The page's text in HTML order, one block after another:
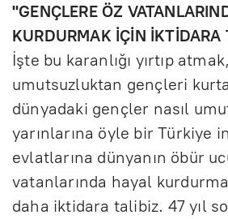
"GENÇLERE ÖZ
KURDURMAK İÇİN İKTİDARA
İşte bu karanlığı yırtıp
umutsuzluktan gençleri
dünyadaki gençler nasıl
yarınlarına öyle bir Türkiye
evlatlarına dünyanın öbür
vatanlarında hayal
daha iktidara talibiz. 47 yıl